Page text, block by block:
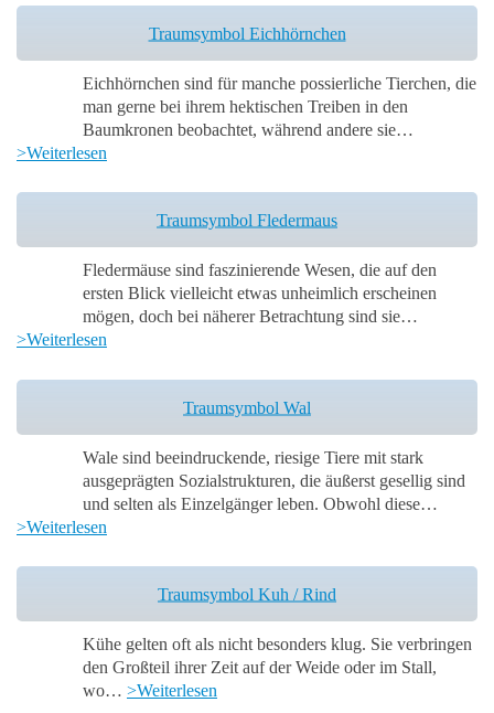
Traumsymbol Eichhörnchen
Eichhörnchen sind für manche possierliche Tierchen, die
man gerne bei ihrem hektischen Treiben in den
Baumkronen beobachtet, während andere sie…
>Weiterlesen
Traumsymbol Fledermaus
Fledermäuse sind faszinierende Wesen, die auf den
ersten Blick vielleicht etwas unheimlich erscheinen
mögen, doch bei näherer Betrachtung sind sie…
>Weiterlesen
Traumsymbol Wal
Wale sind beeindruckende, riesige Tiere mit stark
ausgeprägten Sozialstrukturen, die äußerst gesellig sind
und selten als Einzelgänger leben. Obwohl diese…
>Weiterlesen
Traumsymbol Kuh / Rind
Kühe gelten oft als nicht besonders klug. Sie verbringen
den Großteil ihrer Zeit auf der Weide oder im Stall,
wo… >Weiterlesen